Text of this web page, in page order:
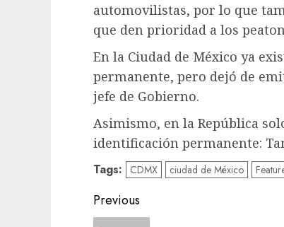
automovilistas, por lo que
que den prioridad a los
En la Ciudad de México ya
permanente, pero dejó de
jefe de Gobierno.
Asimismo, en la República
identificación permanente:
Tags: CDMX ciudad de México
Previous